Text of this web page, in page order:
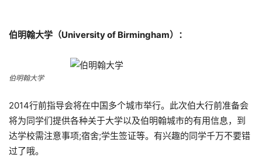
伯明翰大学（University of Birmingham）：
伯明翰大学
2014行前指导会将在中国多个城市举行。此次伯大行前准备会
将为同学们提供各种关于大学以及伯明翰城市的有用信息，到
达学校需注意事项;宿舍;学生签证等。有兴趣的同学千万不要错
过了哦。